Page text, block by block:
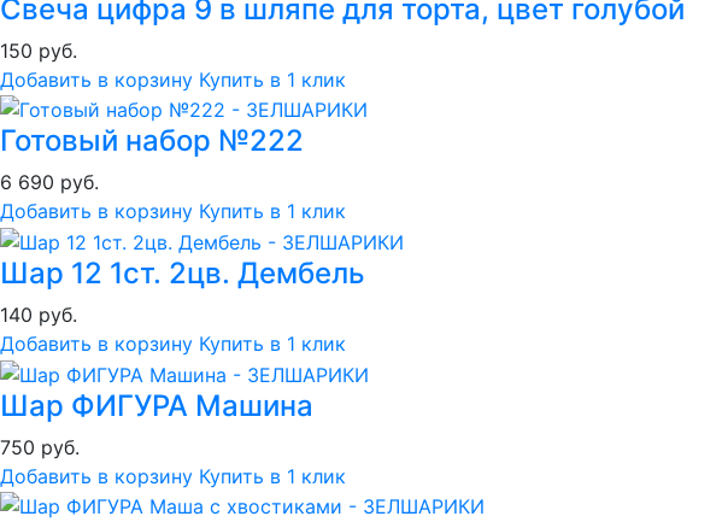
Свеча цифра 9 в шляпе для торта, цвет голубой
150 руб.
Добавить в корзину Купить в 1 клик
Готовый набор №222
6 690 руб.
Добавить в корзину Купить в 1 клик
Шар 12 1ст. 2цв. Дембель
140 руб.
Добавить в корзину Купить в 1 клик
Шар ФИГУРА Машина
750 руб.
Добавить в корзину Купить в 1 клик